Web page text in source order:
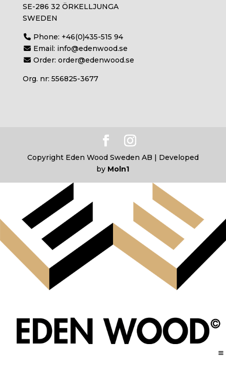
SE-286 32 ÖRKELLJUNGA
SWEDEN
Phone: +46(0)435-515 94
Email: info@edenwood.se
Order:order@edenwood.se
Org. nr: 556825-3677
Copyright Eden Wood Sweden AB | Developed
by Moln1